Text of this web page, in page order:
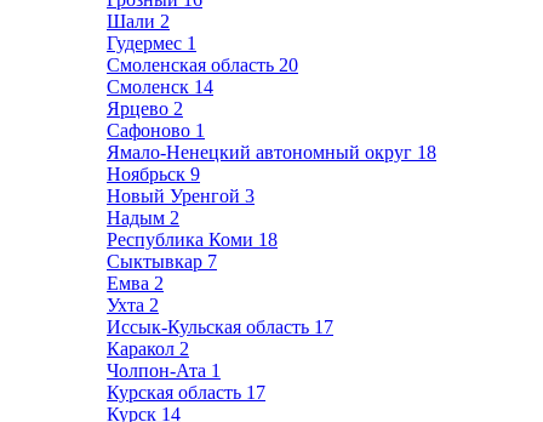
Шали 2
Гудермес 1
Смоленская область 20
Смоленск 14
Ярцево 2
Сафоново 1
Ямало-Ненецкий автономный округ 18
Ноябрьск 9
Новый Уренгой 3
Надым 2
Республика Коми 18
Сыктывкар 7
Емва 2
Ухта 2
Иссык-Кульская область 17
Каракол 2
Чолпон-Ата 1
Курская область 17
Курск 14